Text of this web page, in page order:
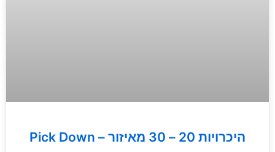
Pick Down – היכרויות 20 – 30 מאיזור